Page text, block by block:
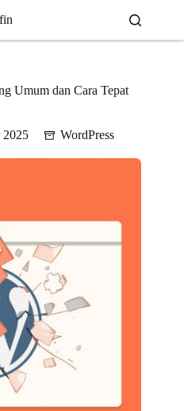
Umum dan Cara Tepat
2025 WordPress